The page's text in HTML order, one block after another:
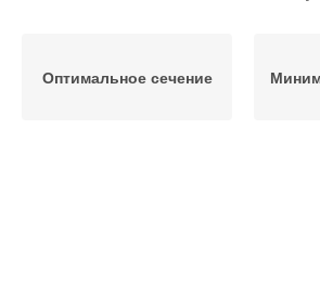
Оптимальное сечение